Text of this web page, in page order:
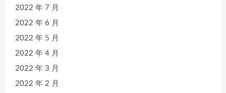
2022 年 7 月
2022 年 6 月
2022 年 5 月
2022 年 4 月
2022 年 3 月
2022 年 2 月